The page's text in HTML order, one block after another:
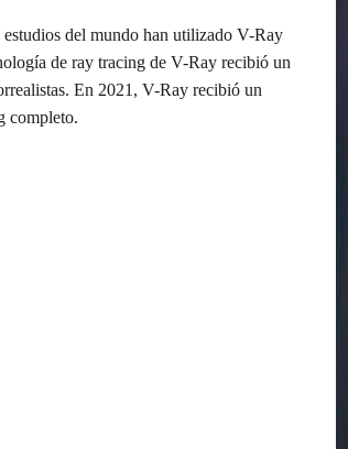
del mundo han utilizado V-Ray
de ray tracing de V-Ray recibió un
En 2021, V-Ray recibió un
completo.